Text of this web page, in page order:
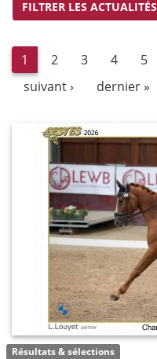
FILTRER LES ACTUALITÉS
1 2 3 4 5
suivant ›
dernier »
Résultats & sélections